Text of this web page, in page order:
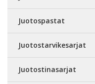
Juotospastat
Juotostarvikesarjat
Juotostinasarjat